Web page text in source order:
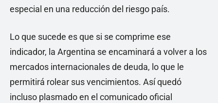
especial en una reducción del riesgo país.
Lo que sucede es que si se comprime ese
indicador, la Argentina se encaminará a volver a los
mercados internacionales de deuda, lo que le
permitirá rolear sus vencimientos. Así quedó
incluso plasmado en el comunicado oficial